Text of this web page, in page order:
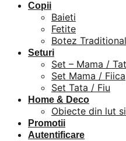
Copii
Baieti
Fetite
Botez Traditional
Seturi
Set – Mama /
Set Mama / Fiica
Set Tata / Fiu
Home & Deco
Obiecte din lut
Promotii
Autentificare